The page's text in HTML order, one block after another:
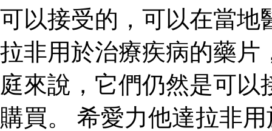
可以接受的，可以在當地
拉非用於治療疾病的藥片
庭來說，它們仍然是可
購買。 希愛力他達拉非